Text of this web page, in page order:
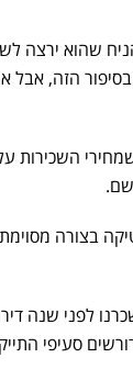
שהוא ירצה
הזה, אבל
השכירות
בצורה